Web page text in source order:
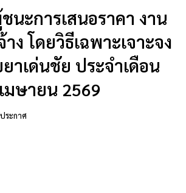
นะการเสนอราคา งาน
ง โดยวิธีเฉพาะเจาะจง
าเด่นชัย ประจำเดือน
เมษายน 2569
ระกาศ